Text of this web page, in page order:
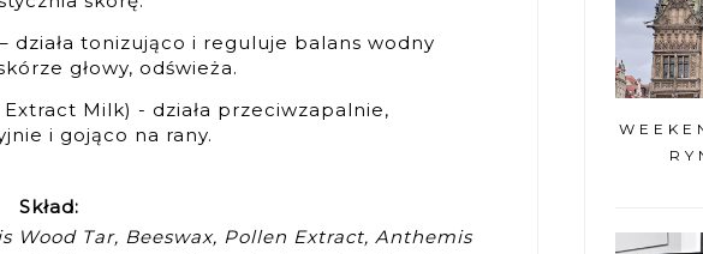
działa tonizująco i reguluje balans wodny
głowy, odświeża.
Milk) - działa przeciwzapalnie,
i gojąco na rany.
Skład:
Tar, Beeswax, Pollen Extract, Anthemis